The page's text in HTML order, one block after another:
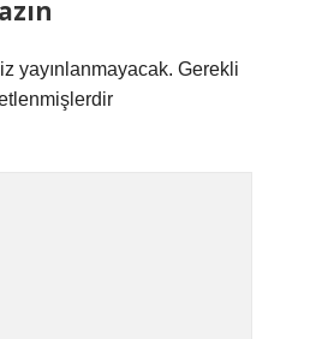
yayınlanmayacak. Gerekli